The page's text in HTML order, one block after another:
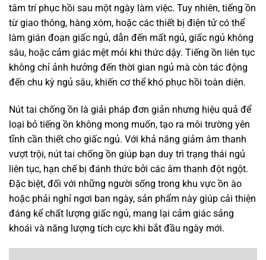
tâm trí phục hồi sau một ngày làm việc. Tuy nhiên, tiếng ồn
từ giao thông, hàng xóm, hoặc các thiết bị điện tử có thể
làm gián đoạn giấc ngủ, dẫn đến mất ngủ, giấc ngủ không
sâu, hoặc cảm giác mệt mỏi khi thức dậy. Tiếng ồn liên tục
không chỉ ảnh hưởng đến thời gian ngủ mà còn tác động
đến chu kỳ ngủ sâu, khiến cơ thể khó phục hồi toàn diện.
Nút tai chống ồn là giải pháp đơn giản nhưng hiệu quả để
loại bỏ tiếng ồn không mong muốn, tạo ra môi trường yên
tĩnh cần thiết cho giấc ngủ. Với khả năng giảm âm thanh
vượt trội, nút tai chống ồn giúp bạn duy trì trạng thái ngủ
liên tục, hạn chế bị đánh thức bởi các âm thanh đột ngột.
Đặc biệt, đối với những người sống trong khu vực ồn ào
hoặc phải nghỉ ngơi ban ngày, sản phẩm này giúp cải thiện
đáng kể chất lượng giấc ngủ, mang lại cảm giác sảng
khoái và năng lượng tích cực khi bắt đầu ngày mới.